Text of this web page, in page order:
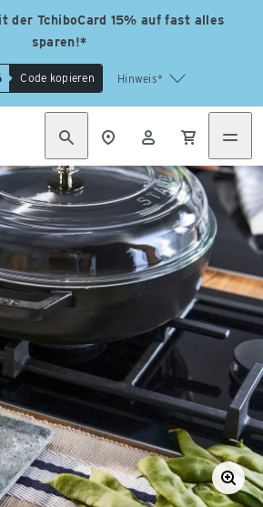
der TchiboCard 15% auf fast alles
sparen!*
Code kopieren Hinweis*